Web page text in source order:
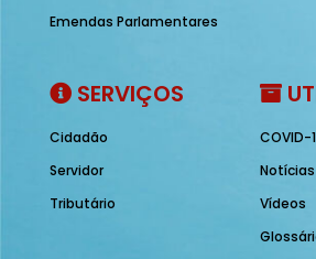
Emendas Parlamentares
SERVIÇOS
Cidadão
Servidor
Tributário
COVID-
Notícias
Vídeos